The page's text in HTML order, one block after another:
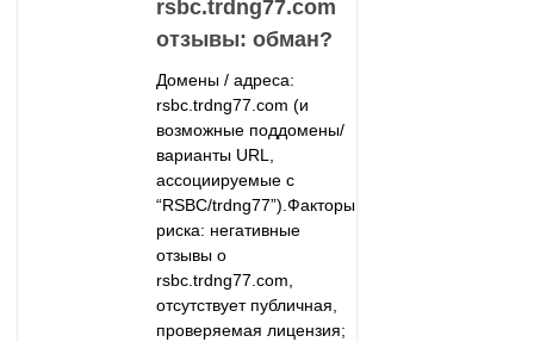
rsbc.trdng77.com
отзывы: обман?
Домены / адреса:
rsbc.trdng77.com (и
возможные поддомены/
варианты URL,
ассоциируемые с
“RSBC/trdng77”).Факторы
риска: негативные
отзывы о
rsbc.trdng77.com,
отсутствует публичная,
проверяемая лицензия;